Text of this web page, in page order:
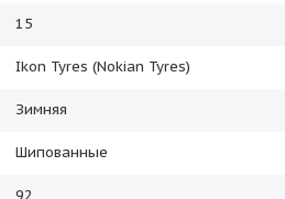
15
Ikon Tyres (Nokian Tyres)
Зимняя
Шипованные
92